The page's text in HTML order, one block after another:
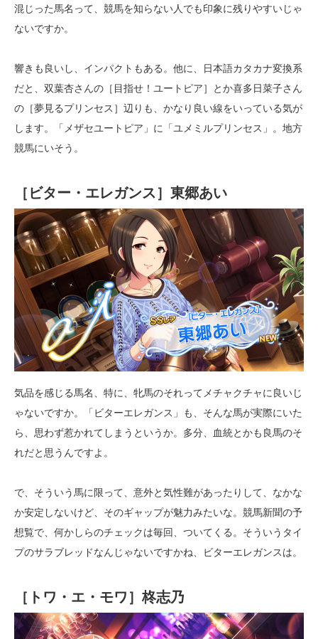
混じった馬名って、競馬を知らない人でも印象に残りやすいじゃ
ないですか。
響きも良いし、インパクトもある。他に、日本語カタカナ変換系
だと、双葉杏さんの［目指せ！ユートピア］とか喜多日菜子さん
の［夢見るプリンセス］辺りも、かなり良い線をいっている気が
します。「メザセユートピア」に「ユメミルプリンセス」。地方
競馬にいそう。
［ビター・エレガンス］東郷あい
気品を感じる馬名、特に、牝馬のそれってメチャクチャに良いじ
ゃないですか。「ビターエレガンス」も、そんな馬が実際にいた
ら、思わず惹かれてしまうというか。多分、血統とかも良馬のそ
れだと思うんですよ。
で、そういう馬に限って、意外と気性難があったりして、なかな
か安定しないけど、そのギャップが魅力みたいな。競馬新聞の予
想覧で、何かしらのチェックは毎回、ついてくる。そういうタイ
プのサラブレッドなんじゃないですかね、ビターエレガンスは。
［トワ・エ・モワ］柊志乃